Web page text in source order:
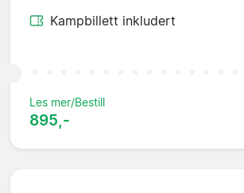
Kampbillett inkludert
Les mer/Bestill
895,-